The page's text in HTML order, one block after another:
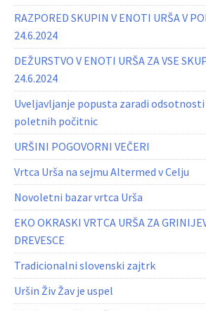
RAZPORED SKUPIN V ENOTI URŠA V
24.6.2024
DEŽURSTVO V ENOTI URŠA ZA VSE
24.6.2024
Uveljavljanje popusta zaradi odsotnosti
poletnih počitnic
URŠINI POGOVORNI VEČERI
Vrtca Urša na sejmu Altermed v Celju
Novoletni bazar vrtca Urša
EKO OKRASKI VRTCA URŠA ZA
DREVESCE
Tradicionalni slovenski zajtrk
Uršin Živ Žav je uspel